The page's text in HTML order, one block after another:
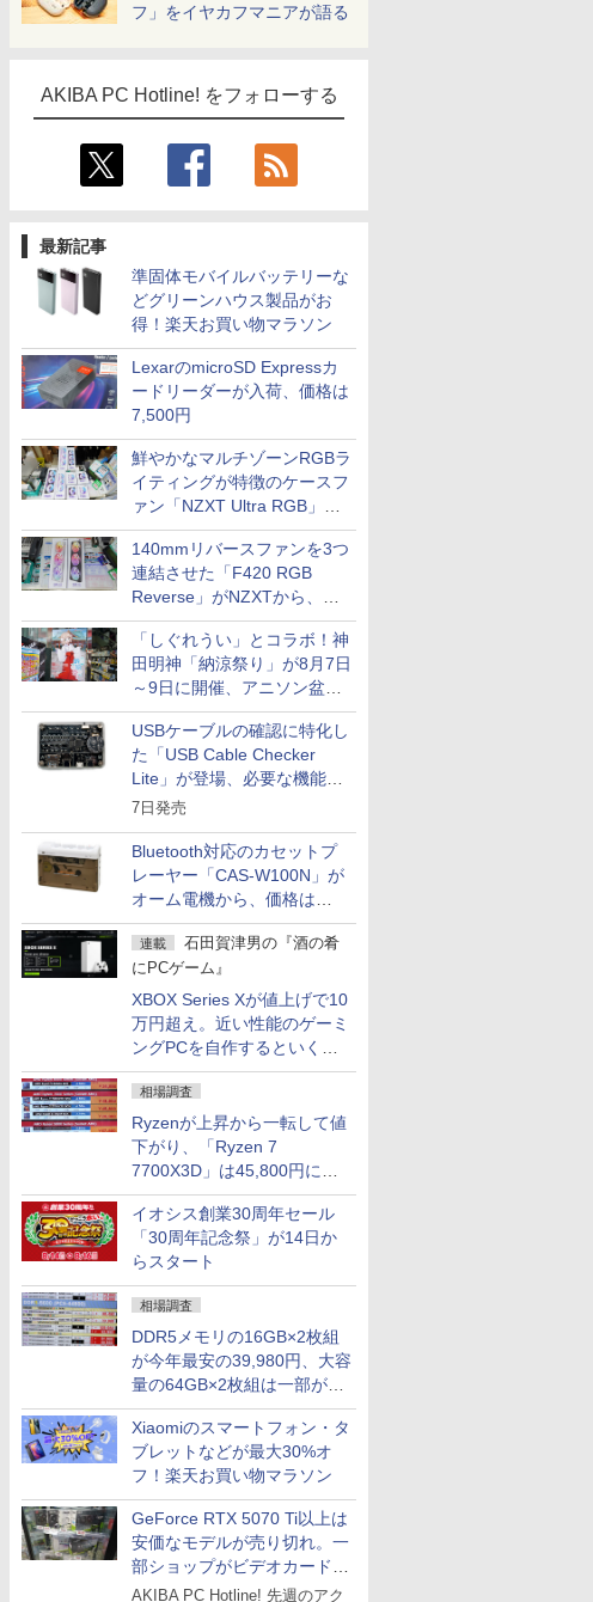
フ」をイヤカフマニアが語る
AKIBA PC Hotline! をフォローする
最新記事
準固体モバイルバッテリーな
どグリーンハウス製品がお
得！楽天お買い物マラソン
LexarのmicroSD Expressカ
ードリーダーが入荷、価格は
7,500円
鮮やかなマルチゾーンRGBラ
イティングが特徴のケースフ
ァン「NZXT Ultra RGB」が
発売、計8製品
140mmリバースファンを3つ
連結させた「F420 RGB
Reverse」がNZXTから、単
一フレーム採用
「しぐれうい」とコラボ！神
田明神「納涼祭り」が8月7日
～9日に開催、アニソン盆踊
りや屋台グルメなどもあり
USBケーブルの確認に特化し
た「USB Cable Checker
Lite」が登場、必要な機能を
凝縮しコンパクトに
7日発売
Bluetooth対応のカセットプ
レーヤー「CAS-W100N」が
オーム電機から、価格は
5,940円
連載
石田賀津男の『酒の肴
にPCゲーム』
XBOX Series Xが値上げで10
万円超え。近い性能のゲーミ
ングPCを自作するといくら
になる？
相場調査
Ryzenが上昇から一転して値
下がり、「Ryzen 7
7700X3D」は45,800円に急
落し「Ryzen 7 7800X3D」
との価格逆転解消 [8月前半の
CPU価格]
イオシス創業30周年セール
「30周年記念祭」が14日か
らスタート
相場調査
DDR5メモリの16GB×2枚組
が今年最安の39,980円、大容
量の64GB×2枚組は一部が続
騰 [8月前半のメモリ価格]
Xiaomiのスマートフォン・タ
ブレットなどが最大30%オ
フ！楽天お買い物マラソン
GeForce RTX 5070 Ti以上は
安価なモデルが売り切れ。一
部ショップがビデオカードの
購入制限を実施したニュース
AKIBA PC Hotline! 先週のアク